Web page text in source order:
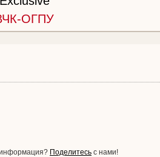
ОГПУ
Поделитесь с нами!